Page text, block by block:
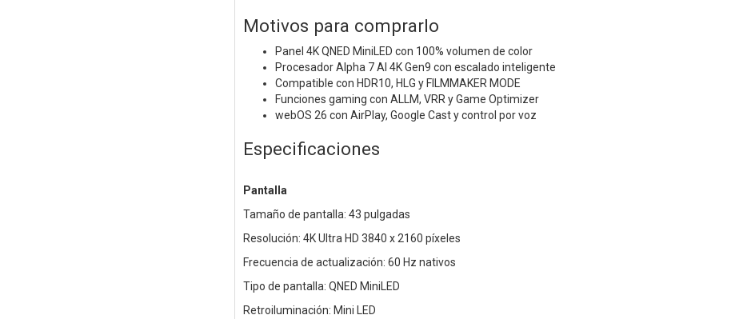
Motivos para comprarlo
Panel 4K QNED MiniLED con 100% volumen de color
Procesador Alpha 7 AI 4K Gen9 con escalado inteligente
Compatible con HDR10, HLG y FILMMAKER MODE
Funciones gaming con ALLM, VRR y Game Optimizer
webOS 26 con AirPlay, Google Cast y control por voz
Especificaciones
Pantalla
Tamaño de pantalla: 43 pulgadas
Resolución: 4K Ultra HD 3840 x 2160 píxeles
Frecuencia de actualización: 60 Hz nativos
Tipo de pantalla: QNED MiniLED
Retroiluminación: Mini LED